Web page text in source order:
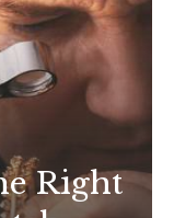
Right